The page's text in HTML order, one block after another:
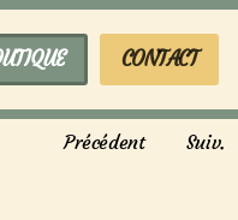
CONTACT
Précédent Suiv.